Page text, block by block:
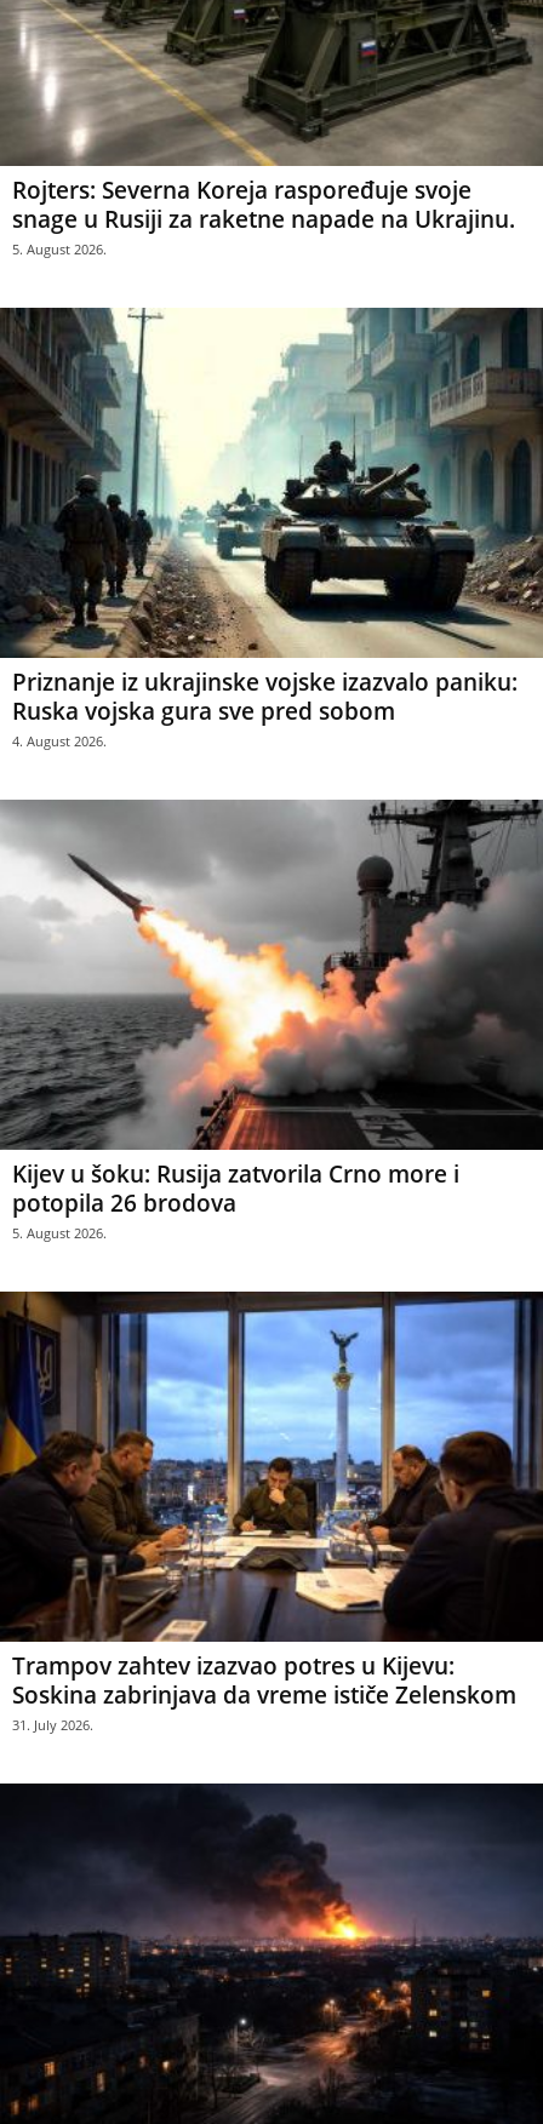
Rojters: Severna Koreja raspoređuje svoje
snage u Rusiji za raketne napade na Ukrajinu.
5. August 2026.
Priznanje iz ukrajinske vojske izazvalo paniku:
Ruska vojska gura sve pred sobom
4. August 2026.
Kijev u šoku: Rusija zatvorila Crno more i
potopila 26 brodova
5. August 2026.
Trampov zahtev izazvao potres u Kijevu:
Soskina zabrinjava da vreme ističe Zelenskom
31. July 2026.